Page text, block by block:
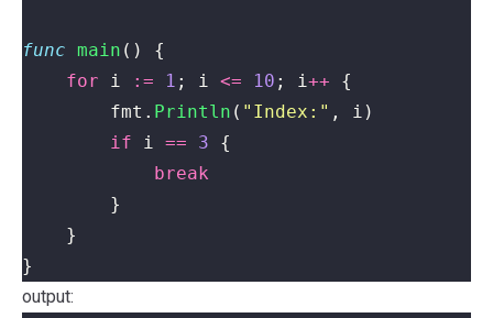
func main ()
{
for
i := 1 ; i <= 10 ; i++
{
fmt . Println ( "Index:" , i )
if
i == 3
{
break
}
}
}
output: